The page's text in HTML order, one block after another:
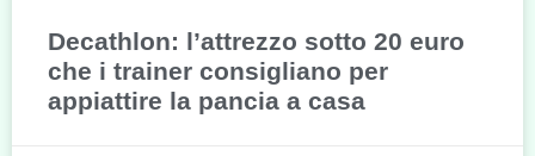
Decathlon: l’attrezzo sotto 20 euro
che i trainer consigliano per
appiattire la pancia a casa